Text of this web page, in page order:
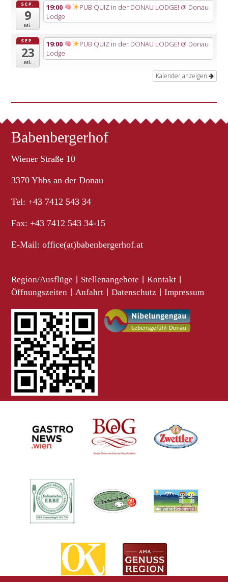
SEP.
9
Mi.
19:00 PUB QUIZ in der DONAU LODGE! @ Donau
Lodge
SEP.
23
Mi.
19:00 PUB QUIZ in der DONAU LODGE! @ Donau
Lodge
Kalender anzeigen
Babenbergerhof
Wiener Straße 10
3370 Ybbs an der Donau
Tel: +43 7412 543 34
Fax: +43 7412 543 34-15
E-Mail:office(at)babenbergerhof.at
Region/Ausflüge Stellenangebote Kontakt
Öffnungszeiten Anfahrt Datenschutz Impressum